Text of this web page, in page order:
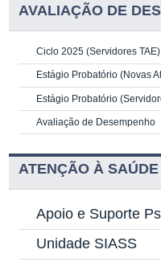
AVALIAÇÃO DE
Ciclo 2025 (Servidores TAE)
Estágio Probatório (Novas
Estágio Probatório
Avaliação de Desempenho
ATENÇÃO À SAÚDE
Apoio e Suporte
Unidade SIASS